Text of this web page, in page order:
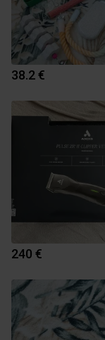
38.2 €
240 €